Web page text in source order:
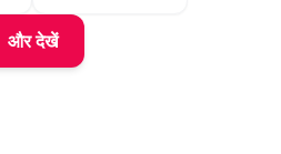
और देखें